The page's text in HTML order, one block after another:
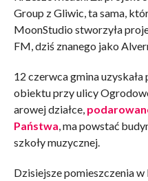
Group z Gliwic, ta sama,
MoonStudio stworzyła
FM, dziś znanego jako
12 czerwca gmina
obiektu przy ulicy
arowej działce,
Państwa, ma powstać
szkoły muzycznej.
Dzisiejsze pomieszczenia